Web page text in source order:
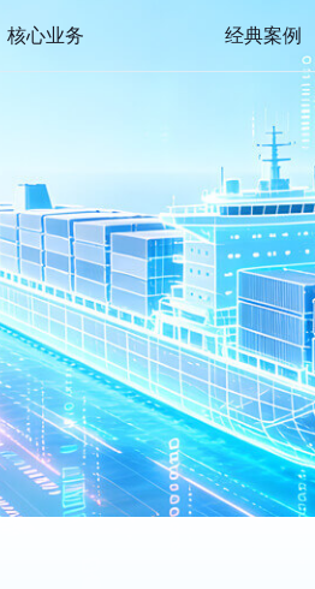
核心业务 经典案例